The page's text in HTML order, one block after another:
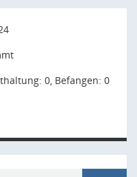
0, Befangen: 0